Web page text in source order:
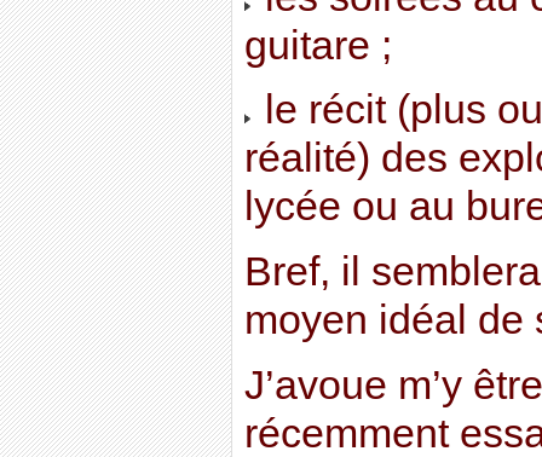
guitare ;
le récit (plus
réalité) des
lycée ou au
Bref, il
moyen idéal de
J’avoue m’y
récemment